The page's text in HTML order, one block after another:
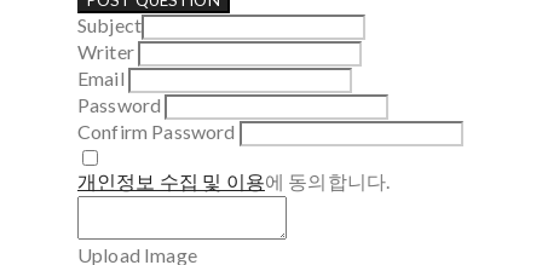
Subject
Writer
Email
Password
Confirm Password
개인정보 수집 및 이용에 동의합니다.
Upload Image